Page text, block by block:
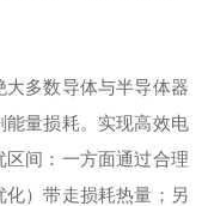
多数导体与半导体器
量损耗。实现高效电
间：一方面通过合理
）带走损耗热量；另